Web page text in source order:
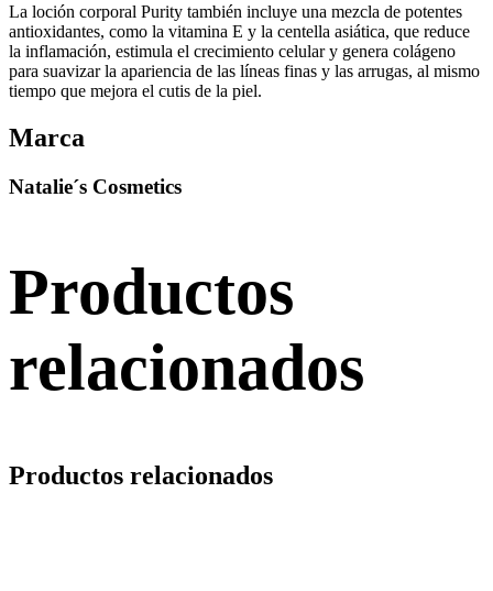
La loción corporal Purity también incluye una mezcla de potentes
antioxidantes, como la vitamina E y la centella asiática, que reduce
la inflamación, estimula el crecimiento celular y genera colágeno
para suavizar la apariencia de las líneas finas y las arrugas, al mismo
tiempo que mejora el cutis de la piel.
Marca
Natalie´s Cosmetics
Productos
relacionados
Productos relacionados